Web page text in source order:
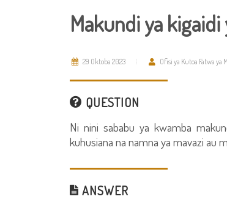
Makundi ya
29 Oktoba 2023 Ofisi ya Kutoa Fatwa ya
QUESTION
Ni nini sababu ya kwamba
kuhusiana na namna ya mavazi au
ANSWER